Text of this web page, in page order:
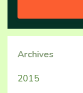
Archives
2015